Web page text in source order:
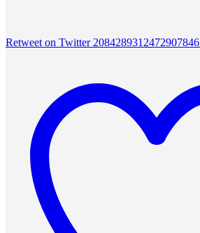
Retweet on Twitter 2084289312472907846